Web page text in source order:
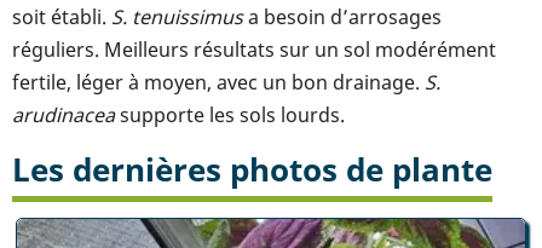
soit établi. S. tenuissimusa besoin d’arrosages
réguliers. Meilleurs résultats sur un sol modérément
fertile, léger à moyen, avec un bon drainage. S.
arudinaceasupporte les sols lourds.
Les dernières photos de plante